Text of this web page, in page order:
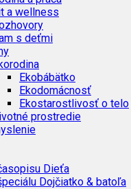
a wellness
s deťmi
Ekobábätko
Ekodomácnosť
Ekostarostlivosť o telo
prostredie
Dieťa
Dojčiatko & batoľa